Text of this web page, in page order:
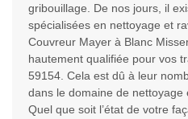
gribouillage. De nos jours, il
spécialisées en nettoyage et
Couvreur Mayer à Blanc
hautement qualifiée pour vos
59154. Cela est dû à leur
dans le domaine de nettoyage
Quel que soit l’état de votre